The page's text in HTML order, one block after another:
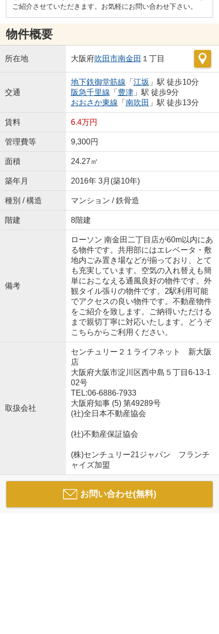
ご紹介させていただきます。お気軽にお問い合わせ下さい。
物件概要
所在地 大阪府吹田市南金田 １丁目
交通
地下鉄御堂筋線 「 江坂 」駅 徒歩10分
阪急千里線 「 豊津」駅 徒歩9分
おおさか東線 「 南吹田 」駅 徒歩13分
賃料 6.4万円
管理費等 9,300円
面積 24.27㎡
築年月 2016年 3月(築10年)
種別 / 構造 マンション / 鉄骨造
階建 8階建
備考
ローソン 南金田二丁目店が60m以内にあ
る物件です。共用部にはエレベータ・敷
地内ごみ置き場などが揃っており、とて
も充実しています。空気の入れ替えも簡
単におこなえる通風良好の物件です。外
観タイル張りの物件です。2駅利用可能
でアクセスの良い物件です。不動産物件
をご紹介を致します。ご納得いただける
まで親切丁寧に対応いたします。どうぞ
こちらからご利用ください。
取扱会社
センチュリー２１ライフネット 新大阪
店
大阪府大阪市淀川区西中島５丁目6-13-1
02号
TEL:06-6886-7933
大阪府知事 (5) 第49289号
(社)全日本不動産協会
(社)不動産保証協会
(株)センチュリー21ジャパン フランチ
ャイズ加盟
お問い合わせ(無料)